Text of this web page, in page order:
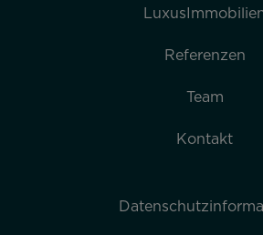
Referenzen
Team
Kontakt